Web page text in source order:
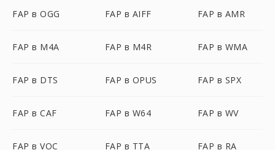
FAP в OGG FAP в AIFF FAP в AMR
FAP в M4A FAP в M4R FAP в WMA
FAP в DTS FAP в OPUS FAP в SPX
FAP в CAF FAP в W64 FAP в WV
FAP в VOC FAP в TTA FAP в RA